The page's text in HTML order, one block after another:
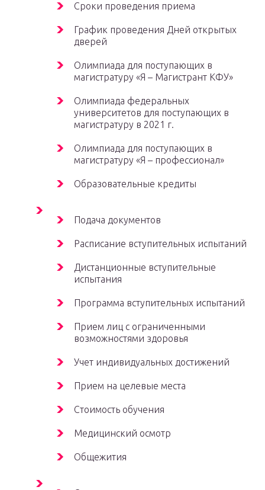
Сроки проведения приема
График проведения Дней открытых
дверей
Олимпиада для поступающих в
магистратуру «Я – Магистрант КФУ»
Олимпиада федеральных
университетов для поступающих в
магистратуру в 2021 г.
Олимпиада для поступающих в
магистратуру «Я – профессионал»
Образовательные кредиты
Подача документов
Расписание вступительных испытаний
Дистанционные вступительные
испытания
Программа вступительных испытаний
Прием лиц с ограниченными
возможностями здоровья
Учет индивидуальных достижений
Прием на целевые места
Стоимость обучения
Медицинский осмотр
Общежития